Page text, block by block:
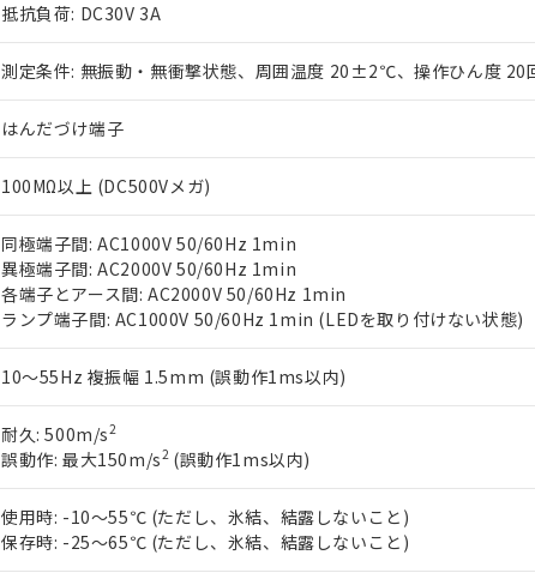
抵抗負荷: DC30V 3A
測定条件: 無振動・無衝撃状態、周囲温度 20±2℃、操作ひん度
はんだづけ端子
100MΩ以上 (DC500Vメガ)
同極端子間: AC1000V 50/60Hz 1min
異極端子間: AC2000V 50/60Hz 1min
各端子とアース間: AC2000V 50/60Hz 1min
ランプ端子間: AC1000V 50/60Hz 1min (LEDを取り付けない状態)
10～55Hz 複振幅 1.5mm (誤動作1ms以内)
耐久: 500m/s2
誤動作: 最大150m/s2(誤動作1ms以内)
使用時: -10～55℃ (ただし、氷結、結露しないこと)
保存時: -25～65℃ (ただし、氷結、結露しないこと)
当社制御機器事業取扱商品の中には、本サービスの対象外
在庫状況および標準価格照会結果は、記載している更新日
のであり、閲覧された時点での実際の在庫および標準価格
い。
正式な納期状況および標準価格はお客様のお取引先、また
在庫状況および標準価格結果を当社の事前の承諾なく第三
す。
マイパーツ機能（部品リスト作成サービス）をご利用いた
ている必要があります。
お客様が当ウェブサイト上で当社にご登録された部品リス
が、当社の製品・サービスに関するお客様との取引・商談
さい。
※当社の共同利用者とは、
いる法人を指します。
鉛(Pb) 1000ppm以下、 水銀(Hg) 1000ppm以下、 カドミウム(Cd) 100ppm以下、
六価クロム(Cr(Ⅵ)) 1000ppm以下、ポリ臭化ビフェニル類(PBB) 1000ppm以下、
フタル酸ビス(2-エチルヘキシル) (DEHP)(別名：DOP) 1000ppm以下、フタル酸ブ
ル（DBP） 1000ppm以下、フタル酸ジイソブチル (DIBP) 1000ppm以下
但し、RoHS指令で産業用監視および制御機器に対する適用除外項目は除く。
フタル酸エステル類の４物質については閾値を超える意図的な使用がないことを確
※2 対応予定月
部品在庫の切り替え状況などにより、予定月が前後することがあ
下記の非含有証明書をダウンロードすることができます。
EU RoHS指令（10物質）の非含有証明書
51物質の非含有証明書（当社基準）
※本証明書は発行日時点で非含有を証明するもので、過去に遡
また、RoHS指令のフタル酸エステル類４物質の対応では、対
「×」：最大均質材料含有率が中国RoHSの基準値を超えている
「－」：未確認です。当社販売部門へお問い合わせください。
*中国RoHS10物質の基準値 (GB/T26572)：
Cr(Ⅵ)(六価クロム) : 1000ppm、 PBBs(ポリ臭化ビフェニル類) : 1000ppm、
※2 環境保護使用期限
「ｅ」：有害物質（10物質）のすべてが基準値以下であることを
「10」：通常の使用状況下において有害物質が外部に漏えいし
「－」：未確認です。当社販売部門へお問い合わせください。
などの必要な手続きをとります。
当社は規制貨物を破棄する場合は、完全に破砕するなど、
ます。
当社は貴社製品を、核兵器、ミサイル、化学兵器、生物兵
置等に一切使用いたしません。
また当社は、販売先および販売に係わる関係者が違法に輸
たしません。
合意する
記
説明
－
在庫なし(最新の在庫状況については、お客様のお取
機器販売店・当社販売員にご確認ください)
空
白
受注生産機種、また在庫状況の情報を公開していない